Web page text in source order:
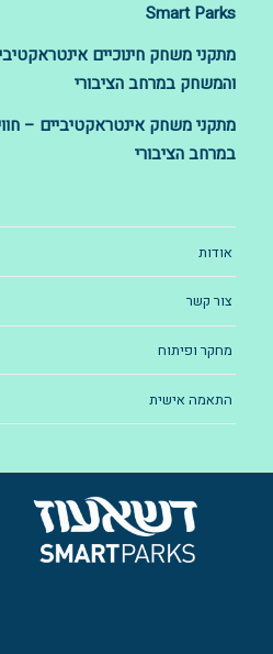
Smart Parks
מתקני משחק חינוכיים
והמשחק במרחב הציבורי
מתקני משחק אינטראקטיביים –
במרחב הציבורי
אודות
צור קשר
מחקר ופיתוח
התאמה אישית